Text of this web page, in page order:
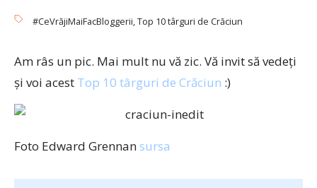
#CeVrăjiMaiFacBloggerii,Top 10 târguri de Crăciun
Am râs un pic. Mai mult nu vă zic. Vă invit să vedeţi
şi voi acest Top 10 târguri de Crăciun :)
Foto Edward Grennansursa